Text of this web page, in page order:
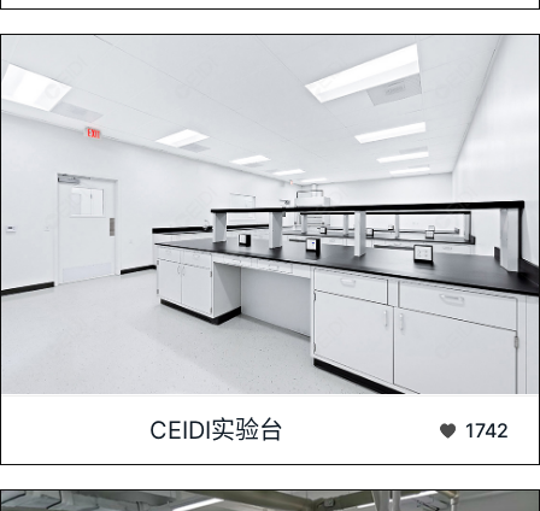
开发而设计。它拥有稳定的操作系统和精确的...
CEIDI实验台 1742